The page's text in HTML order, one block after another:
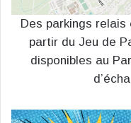
Des parkings
partir du Jeu de
disponibles au